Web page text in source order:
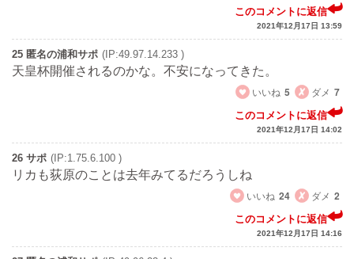
このコメントに返信
2021年12月17日 13:59
25 匿名の浦和サポ (IP:49.97.14.233 )
天皇杯開催されるのかな。不安になってきた。
いいね 5 ダメ 7
このコメントに返信
2021年12月17日 14:02
26 サポ (IP:1.75.6.100 )
リカも荻原のことは去年みてるだろうしね
いいね 24 ダメ 2
このコメントに返信
2021年12月17日 14:16